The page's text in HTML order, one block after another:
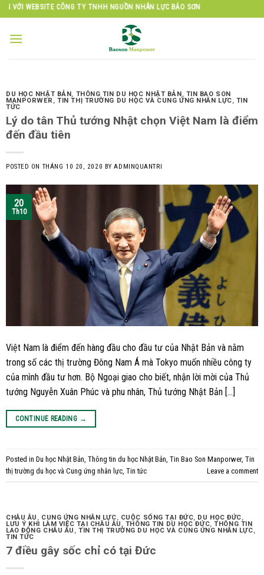
Skip
to
content
TNHH NGUỒN NHÂN LỰC BẢO SƠN
DU HỌC NHẬT BẢN, THÔNG TIN DU HỌC NHẬT BẢN, TIN BAO SON
MANPORWER ,TIN THỊ TRƯỜNG DU HỌC VÀ CUNG ỨNG NHÂN LỰC, TIN
TỨC
Lý do tân Thủ tướng Nhật chọn Việt Nam là điểm
đến đầu tiên
POSTED ON THÁNG 10 20, 2020 BYADMINQUANTRI
20
Th10
Việt Nam là điểm đến hàng đầu cho đầu tư của Nhật Bản và nằm
trong số các thị trường Đông Nam Á mà Tokyo muốn nhiều công ty
của mình đầu tư hơn. Bộ Ngoại giao cho biết, nhận lời mời của Thủ
tướng Nguyễn Xuân Phúc và phu nhân, Thủ tướng Nhật Bản […]
CONTINUE READING →
Posted in Du học Nhật Bản Thông tin du học Nhật Bản Tin Bao Son Manporwer, Tin
thị trường du học và Cung ứng nhân lực Tin tức Leave a comment
CHÂU ÂU , CUNG ỨNG NHÂN LỰC, CUỘC SỐNG TẠI ĐỨC, DU HỌC ĐỨC,
LƯU Ý KHI LÀM VIỆC TẠI CHÂU ÂU , THÔNG TIN DU HỌC ĐỨC,THÔNG TIN
LAO ĐỘNG CHÂU ÂU ,TIN THỊ TRƯỜNG DU HỌC VÀ CUNG ỨNG NHÂN LỰC,
TIN TỨC
7 điều gây sốc chỉ có tại Đức